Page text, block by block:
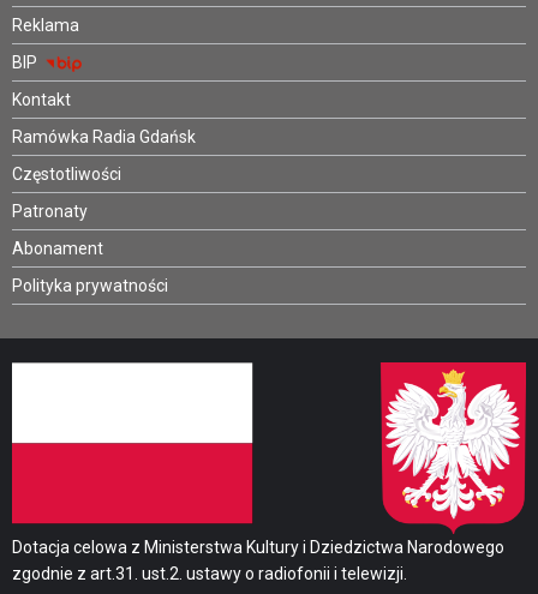
Reklama
BIP
Kontakt
Ramówka Radia Gdańsk
Częstotliwości
Patronaty
Abonament
Polityka prywatności
Dotacja celowa z Ministerstwa Kultury i Dziedzictwa Narodowego
zgodnie z art.31. ust.2. ustawy o radiofonii i telewizji.